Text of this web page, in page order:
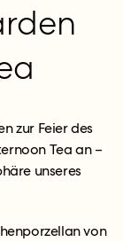
zur Feier des
Tea an –
unseres
von